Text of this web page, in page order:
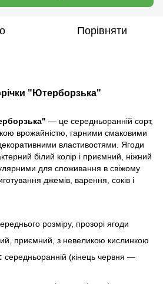
Порівняти
"Ютерборзька"
— це середньоранній сорт,
врожайністю, гарними смаковими
властивостями. Ягоди
білий колір і приємний, ніжний
для споживання в свіжому
джемів, варення, соків і
розміру, прозорі ягоди
приємний, з невеликою кислинкою
середньоранній (кінець червня —